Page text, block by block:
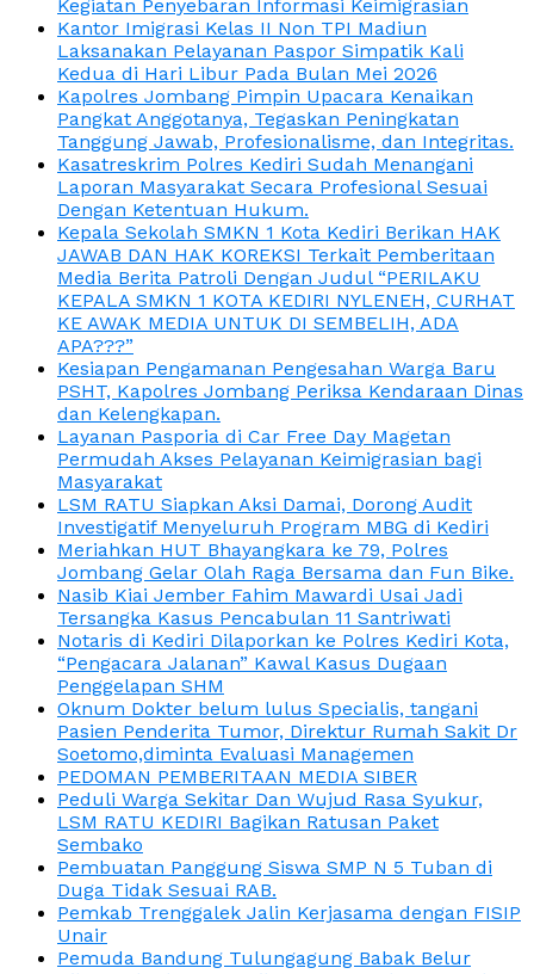
Kegiatan Penyebaran Informasi Keimigrasian
Kantor Imigrasi Kelas II Non TPI Madiun
Laksanakan Pelayanan Paspor Simpatik Kali
Kedua di Hari Libur Pada Bulan Mei 2026
Kapolres Jombang Pimpin Upacara Kenaikan
Pangkat Anggotanya, Tegaskan Peningkatan
Tanggung Jawab, Profesionalisme, dan Integritas.
Kasatreskrim Polres Kediri Sudah Menangani
Laporan Masyarakat Secara Profesional Sesuai
Dengan Ketentuan Hukum.
Kepala Sekolah SMKN 1 Kota Kediri Berikan HAK
JAWAB DAN HAK KOREKSI Terkait Pemberitaan
Media Berita Patroli Dengan Judul “PERILAKU
KEPALA SMKN 1 KOTA KEDIRI NYLENEH, CURHAT
KE AWAK MEDIA UNTUK DI SEMBELIH, ADA
APA???”
Kesiapan Pengamanan Pengesahan Warga Baru
PSHT, Kapolres Jombang Periksa Kendaraan Dinas
dan Kelengkapan.
Layanan Pasporia di Car Free Day Magetan
Permudah Akses Pelayanan Keimigrasian bagi
Masyarakat
LSM RATU Siapkan Aksi Damai, Dorong Audit
Investigatif Menyeluruh Program MBG di Kediri
Meriahkan HUT Bhayangkara ke 79, Polres
Jombang Gelar Olah Raga Bersama dan Fun Bike.
Nasib Kiai Jember Fahim Mawardi Usai Jadi
Tersangka Kasus Pencabulan 11 Santriwati
Notaris di Kediri Dilaporkan ke Polres Kediri Kota,
“Pengacara Jalanan” Kawal Kasus Dugaan
Penggelapan SHM
Oknum Dokter belum lulus Specialis, tangani
Pasien Penderita Tumor, Direktur Rumah Sakit Dr
Soetomo,diminta Evaluasi Managemen
PEDOMAN PEMBERITAAN MEDIA SIBER
Peduli Warga Sekitar Dan Wujud Rasa Syukur,
LSM RATU KEDIRI Bagikan Ratusan Paket
Sembako
Pembuatan Panggung Siswa SMP N 5 Tuban di
Duga Tidak Sesuai RAB.
Pemkab Trenggalek Jalin Kerjasama dengan FISIP
Unair
Pemuda Bandung Tulungagung Babak Belur